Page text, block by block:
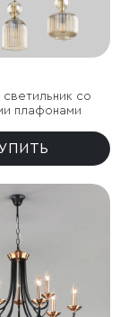
со
плафонами